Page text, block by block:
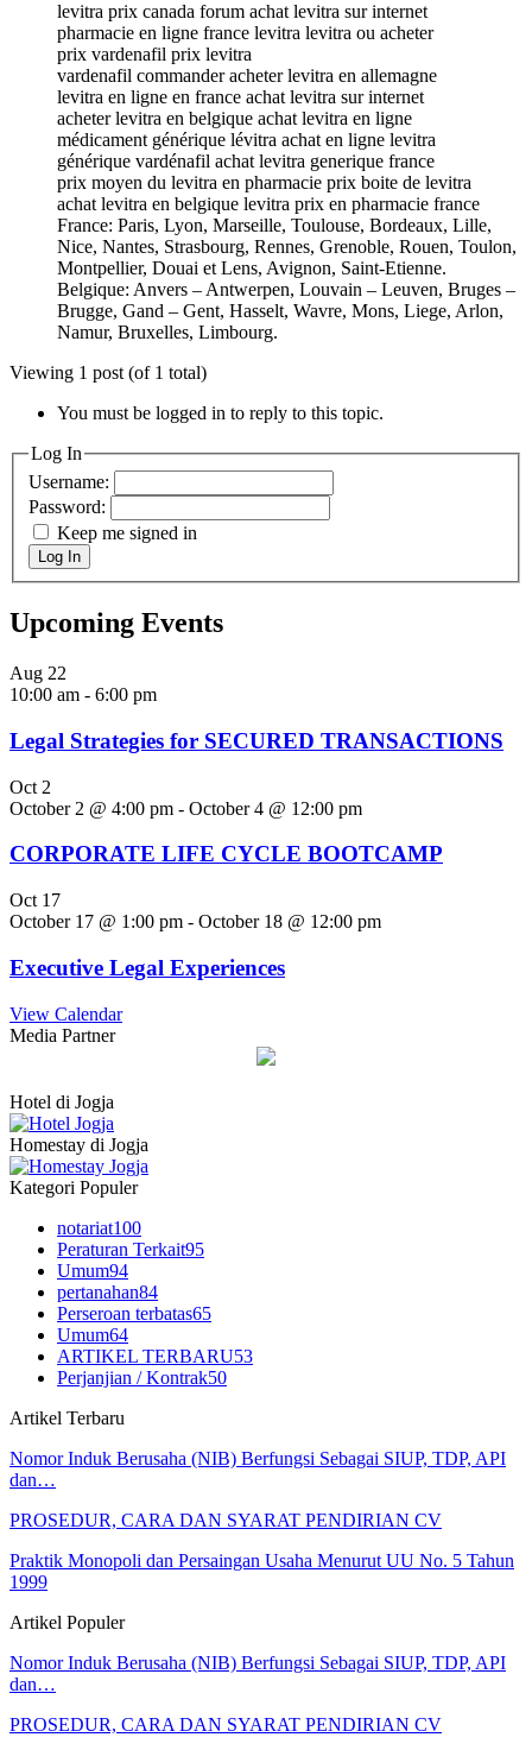
levitra prix canada forum achat levitra sur internet
pharmacie en ligne france levitra levitra ou acheter
prix vardenafil prix levitra
vardenafil commander acheter levitra en allemagne
levitra en ligne en france achat levitra sur internet
acheter levitra en belgique achat levitra en ligne
médicament générique lévitra achat en ligne levitra
générique vardénafil achat levitra generique france
prix moyen du levitra en pharmacie prix boite de levitra
achat levitra en belgique levitra prix en pharmacie france
France: Paris, Lyon, Marseille, Toulouse, Bordeaux, Lille,
Nice, Nantes, Strasbourg, Rennes, Grenoble, Rouen, Toulon,
Montpellier, Douai et Lens, Avignon, Saint-Etienne.
Belgique: Anvers – Antwerpen, Louvain – Leuven, Bruges –
Brugge, Gand – Gent, Hasselt, Wavre, Mons, Liege, Arlon,
Namur, Bruxelles, Limbourg.
Viewing 1 post (of 1 total)
You must be logged in to reply to this topic.
Log In
Username:
Password:
Keep me signed in
Log In
Upcoming Events
Aug 22
10:00 am - 6:00 pm
Legal Strategies for SECURED TRANSACTIONS
Oct 2
October 2 @ 4:00 pm - October 4 @ 12:00 pm
CORPORATE LIFE CYCLE BOOTCAMP
Oct 17
October 17 @ 1:00 pm - October 18 @ 12:00 pm
Executive Legal Experiences
View Calendar
Media Partner
Hotel di Jogja
Homestay di Jogja
Kategori Populer
notariat100
Peraturan Terkait95
Umum94
pertanahan84
Perseroan terbatas65
Umum64
ARTIKEL TERBARU53
Perjanjian / Kontrak50
Artikel Terbaru
Nomor Induk Berusaha (NIB) Berfungsi Sebagai SIUP, TDP, API
dan…
PROSEDUR, CARA DAN SYARAT PENDIRIAN CV
Praktik Monopoli dan Persaingan Usaha Menurut UU No. 5 Tahun
1999
Artikel Populer
Nomor Induk Berusaha (NIB) Berfungsi Sebagai SIUP, TDP, API
dan…
PROSEDUR, CARA DAN SYARAT PENDIRIAN CV